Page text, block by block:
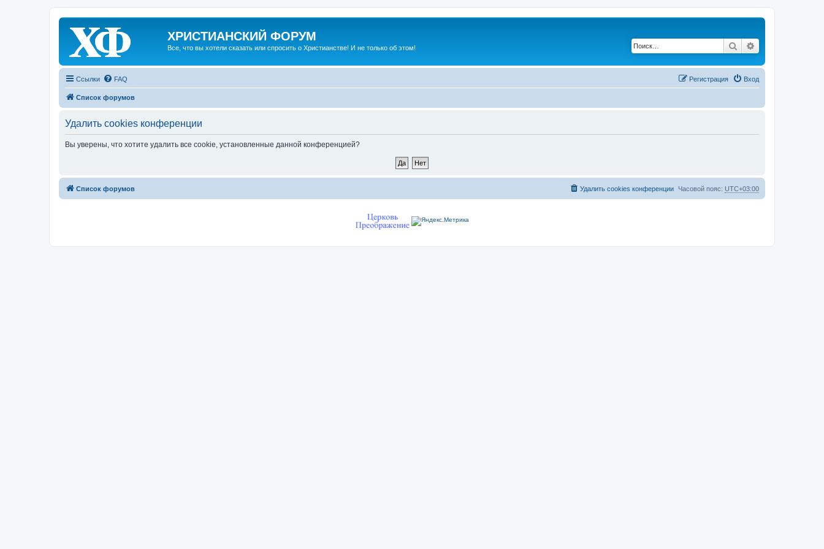
ХРИСТИАНСКИЙ ФОРУМ
Все, что вы хотели сказать или спросить о Христианстве! И не только об этом! Поиск
Ссылки FAQ Вход
Регистрация
Список форумов
Удалить cookies конференции
Вы уверены, что хотите удалить все cookie, установленные данной конференцией?
Список форумов Часовой пояс: UTC+03:00
Удалить cookies конференции